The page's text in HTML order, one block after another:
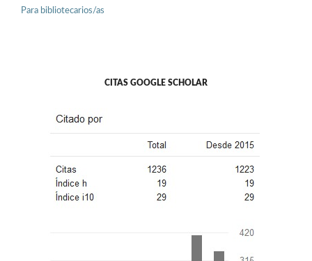
Para bibliotecarios/as
CITAS GOOGLE SCHOLAR